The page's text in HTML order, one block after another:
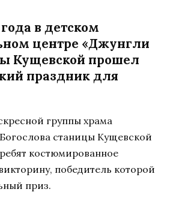
в детском
центре «Джунгли
Кущевской прошел
праздник для
группы храма
станицы Кущевской
костюмированное
победитель которой
приз.